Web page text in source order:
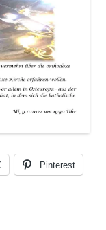
Pinterest